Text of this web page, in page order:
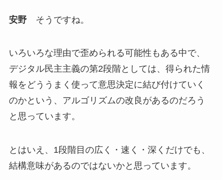
安野そうですね。
いろいろな理由で歪められる可能性もある中で、
デジタル民主主義の第2段階としては、得られた情
報をどううまく使って意思決定に結び付けていく
のかという、アルゴリズムの改良があるのだろう
と思っています。
とはいえ、1段階目の広く・速く・深くだけでも、
結構意味があるのではないかと思っています。